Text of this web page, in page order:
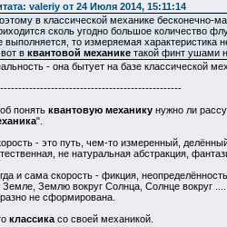
valeriy от 24 Июля 2014, 15:11:14
в классической механике
сколь угодно большое количество
выполняется, то измеряемая характеристика
в квантовой механике такой финт ушами
- она бытует на базе классической
понять квантовую механикунужно ли
".
- это путь, чем-то измеренный,
не натуральная абстракция,
и сама скорость - фикция,
Земле, Землю вокруг Солнца, Солнце вокруг
не сформирована.
классика со своей механикой.